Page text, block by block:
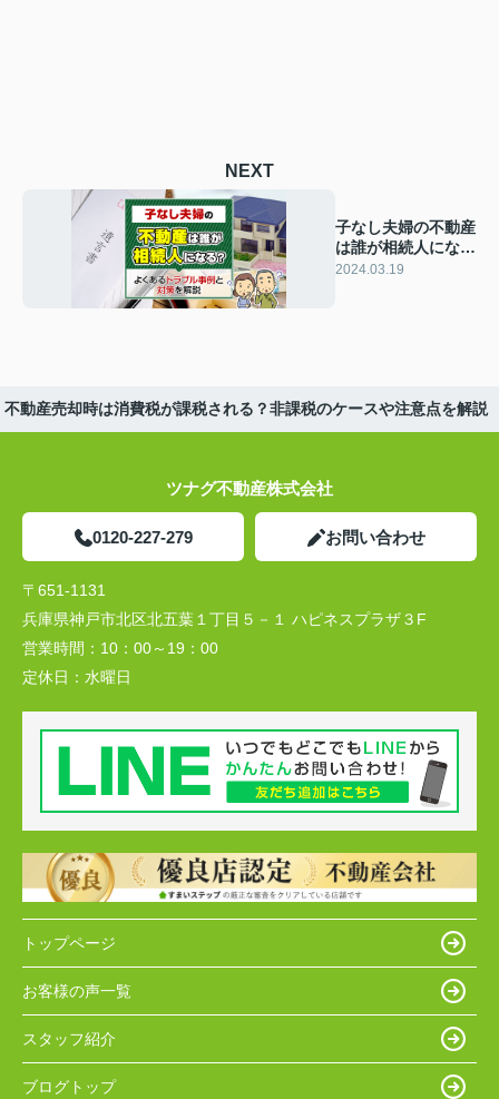
NEXT
子なし夫婦の不動産
は誰が相続人にな
る？よくあるトラブ
2024.03.19
不動産売却時は消費税が課税される？非課税のケースや注意点を解説
ツナグ不動産株式会社
0120-227-279 お問い合わせ
〒651-1131
兵庫県神戸市北区北五葉１丁目５－１ ハピネスプラザ３F
営業時間： 10：00～19：00
定休日： 水曜日
トップページ
お客様の声一覧
スタッフ紹介
ブログトップ